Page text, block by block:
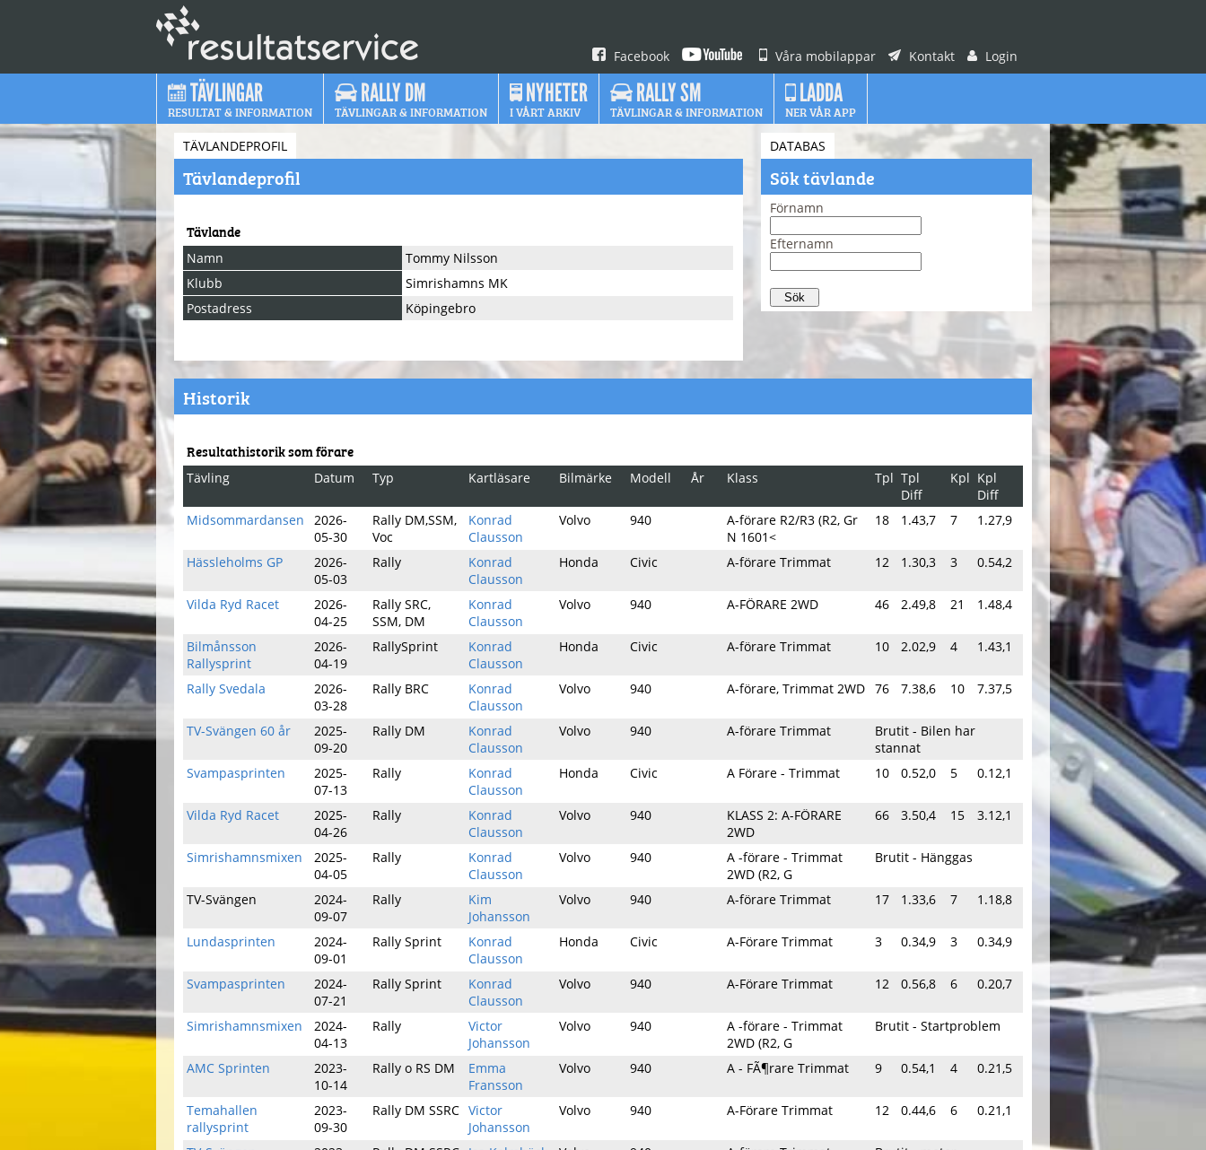
Facebook Våra mobilappar Kontakt Login
TÄVLINGAR
RESULTAT & INFORMATION
RALLY DM
TÄVLINGAR & INFORMATION
NYHETER
I VÅRT ARKIV
RALLY SM
TÄVLINGAR & INFORMATION
LADDA
NER VÅR APP
TÄVLANDEPROFIL
Tävlandeprofil
Tävlande
Namn
Tommy Nilsson
Klubb
Simrishamns MK
Postadress
Köpingebro
DATABAS
Sök tävlande
Förnamn
Efternamn
Historik
Resultathistorik som förare
Tävling Datum Typ Kartläsare Bilmärke Modell År Klass Tpl Tpl
Diff
Kpl Kpl
Diff
Midsommardansen
2026-
05-30
Rally DM,SSM,
Voc
Konrad
Clausson
Volvo 940
A-förare R2/R3 (R2, Gr
N 1601<
18 1.43,7 7 1.27,9
Hässleholms GP
2026-
05-03
Rally
Konrad
Clausson
Honda Civic A-förare Trimmat 12 1.30,3 3 0.54,2
Vilda Ryd Racet
2026-
04-25
Rally SRC,
SSM, DM
Konrad
Clausson
Volvo 940 A-FÖRARE 2WD 46 2.49,8 21 1.48,4
Bilmånsson
Rallysprint
2026-
04-19
RallySprint
Konrad
Clausson
Honda Civic A-förare Trimmat 10 2.02,9 4 1.43,1
Rally Svedala
2026-
03-28
Rally BRC
Konrad
Clausson
Volvo 940 A-förare, Trimmat 2WD 76 7.38,6 10 7.37,5
TV-Svängen 60 år
2025-
09-20
Rally DM
Konrad
Clausson
Volvo 940 A-förare Trimmat
Brutit - Bilen har
stannat
Svampasprinten
2025-
07-13
Rally
Konrad
Clausson
Honda Civic A Förare - Trimmat 10 0.52,0 5 0.12,1
Vilda Ryd Racet
2025-
04-26
Rally
Konrad
Clausson
Volvo 940
KLASS 2: A-FÖRARE
2WD
66 3.50,4 15 3.12,1
Simrishamnsmixen
2025-
04-05
Rally
Konrad
Clausson
Volvo 940
A -förare - Trimmat
2WD (R2, G
Brutit - Hänggas
TV-Svängen
2024-
09-07
Rally
Kim
Johansson
Volvo 940 A-förare Trimmat 17 1.33,6 7 1.18,8
Lundasprinten
2024-
09-01
Rally Sprint
Konrad
Clausson
Honda Civic A-Förare Trimmat 3 0.34,9 3 0.34,9
Svampasprinten
2024-
07-21
Rally Sprint
Konrad
Clausson
Volvo 940 A-Förare Trimmat 12 0.56,8 6 0.20,7
Simrishamnsmixen
2024-
04-13
Rally
Victor
Johansson
Volvo 940
A -förare - Trimmat
2WD (R2, G
Brutit - Startproblem
AMC Sprinten
2023-
10-14
Rally o RS DM
Emma
Fransson
Volvo 940 A - FÃ¶rare Trimmat 9 0.54,1 4 0.21,5
Temahallen
rallysprint
2023-
09-30
Rally DM SSRC Victor
Johansson
Volvo 940 A-Förare Trimmat 12 0.44,6 6 0.21,1